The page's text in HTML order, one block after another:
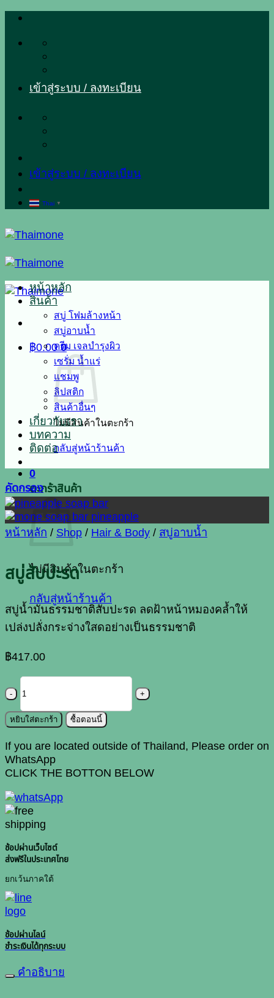
ข้าม
เข้าสู่ระบบ / ลงทะเบียน
เข้าสู่ระบบ / ลงทะเบียน
Thai ▼
฿0.00 0
ไม่มีสินค้าในตะกร้า
กลับสู่หน้าร้านค้า
0
ตะกร้าสินค้า
ไม่มีสินค้าในตะกร้า
กลับสู่หน้าร้านค้า
หน้าหลัก
สินค้า
สบู่ โฟมล้างหน้า
สบู่อาบน้ำ
ครีม เจลบำรุงผิว
เซรั่ม น้ำแร่
แชมพู
ลิปสติก
สินค้าอื่นๆ
เกี่ยวกับเรา
บทความ
ติดต่อ
คัดกรอง
หน้าหลัก / Shop / Hair & Body / สบู่อาบน้ำ
สบู่สับปะรด
สบู่น้ำมันธรรมชาติสับปะรด ลดฝ้าหน้าหมองคล้ำให้
เปล่งปลั่งกระจ่างใสดอย่างเป็นธรรมชาติ
฿417.00
สับปะรด
หยิบใส่ตะกร้า ซื้อตอนนี้
If you are located outside of Thailand, Please order on
WhatsApp
CLICK THE BOTTON BELOW
ช้อปผ่านเว็บไซต์
ส่งฟรีในประเทศไทย
ยกเว้นภาคใต้
ช้อปผ่านไลน์
ชำระเงินได้ทุกระบบ
คำอธิบาย